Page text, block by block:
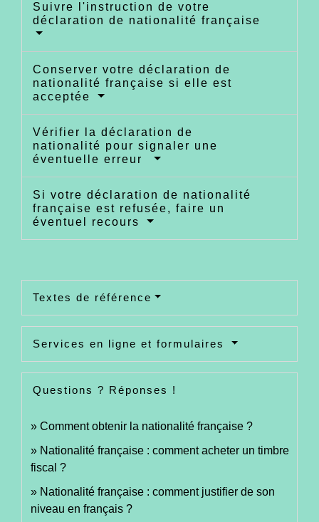
Suivre l'instruction de votre
déclaration de nationalité française
Conserver votre déclaration de
nationalité française si elle est
acceptée
Vérifier la déclaration de
nationalité pour signaler une
éventuelle erreur
Si votre déclaration de nationalité
française est refusée, faire un
éventuel recours
Textes de référence
Services en ligne et formulaires
Questions ? Réponses !
Comment obtenir la nationalité française ?
Nationalité française : comment acheter un timbre
fiscal ?
Nationalité française : comment justifier de son
niveau en français ?